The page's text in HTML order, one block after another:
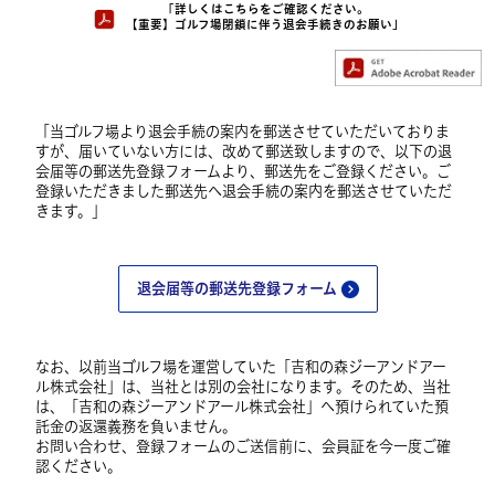
「詳しくはこちらをご確認ください。
【重要】ゴルフ場閉鎖に伴う退会手続きのお願い」
「当ゴルフ場より退会手続の案内を郵送させていただいておりま
すが、届いていない方には、改めて郵送致しますので、以下の退
会届等の郵送先登録フォームより、郵送先をご登録ください。ご
登録いただきました郵送先へ退会手続の案内を郵送させていただ
きます。」
退会届等の郵送先登録フォーム
なお、以前当ゴルフ場を運営していた「吉和の森ジーアンドアー
ル株式会社」は、当社とは別の会社になります。そのため、当社
は、「吉和の森ジーアンドアール株式会社」へ預けられていた預
託金の返還義務を負いません。
お問い合わせ、登録フォームのご送信前に、会員証を今一度ご確
認ください。